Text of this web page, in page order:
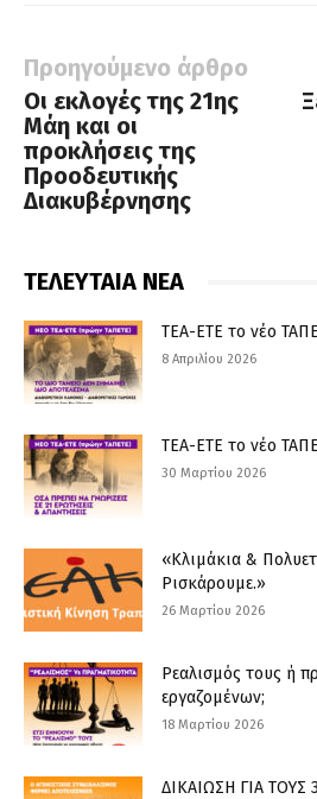
Προηγούμενο άρθρο
Οι εκλογές της 21ης
Μάη και οι
προκλήσεις της
Προοδευτικής
Διακυβέρνησης
ΤΕΛΕΥΤΑΙΑ ΝΕΑ
ΤΕΑ-ΕΤΕ το νέο
8 Απριλίου 2026
ΤΕΑ-ΕΤΕ το νέο
30 Μαρτίου 2026
«Κλιμάκια &
Ρισκάρουμε.»
26 Μαρτίου 2026
Ρεαλισμός τους ή
εργαζομένων;
18 Μαρτίου 2026
ΔΙΚΑΙΩΣΗ ΓΙΑ